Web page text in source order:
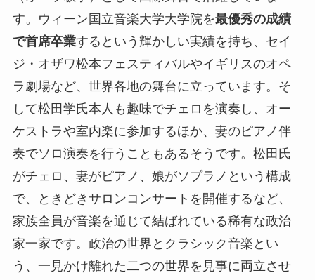
す。ウィーン国立音楽大学大学院を最優秀の成績
で首席卒業するという輝かしい実績を持ち、セイ
ジ・オザワ松本フェスティバルやイギリスのオペ
ラ劇場など、世界各地の舞台に立っています。そ
して松田学氏本人も趣味でチェロを演奏し、オー
ケストラや室内楽に参加するほか、妻のピアノ伴
奏でソロ演奏を行うこともあるそうです。松田氏
がチェロ、妻がピアノ、娘がソプラノという構成
で、ときどきサロンコンサートを開催するなど、
家族全員が音楽を通じて結ばれている稀有な政治
家一家です。政治の世界とクラシック音楽とい
う、一見かけ離れた二つの世界を見事に両立させ